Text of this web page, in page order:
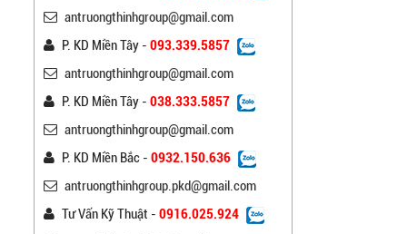
antruongthinhgroup@gmail.com
P. KD Miền Tây - 093.339.5857
antruongthinhgroup@gmail.com
P. KD Miền Tây - 038.333.5857
antruongthinhgroup@gmail.com
P. KD Miền Bắc - 0932.150.636
antruongthinhgroup.pkd@gmail.com
Tư Vấn Kỹ Thuật - 0916.025.924
120W ATT
Liên hệ
Đèn Đường Led Chiếu
Sáng 100W 150W Philips
Đèn Led Đường Phố OEM
Philips, Cree 60w 80w